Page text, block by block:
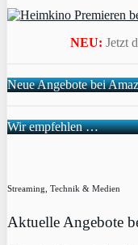
NEU: Jetzt
Neue Angebote bei
Wir empfehlen …
Streaming, Technik & Medien
Aktuelle Angebote